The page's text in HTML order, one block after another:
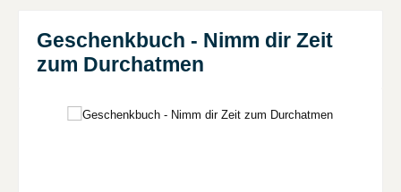
Geschenkbuch - Nimm dir Zeit
zum Durchatmen
Bildergalerie überspringen